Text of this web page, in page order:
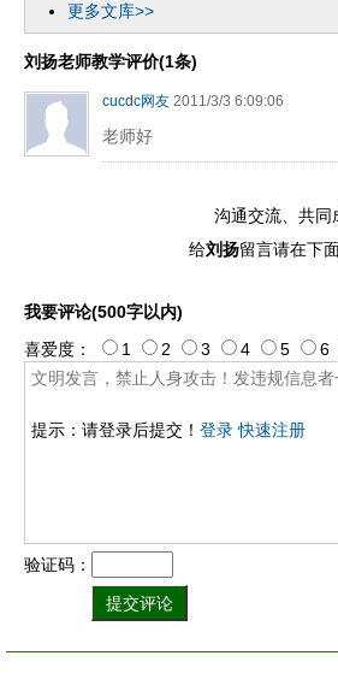
更多文库>>
刘扬老师教学评价(1条)
cucdc网友 2011/3/3 6:09:06
老师好
沟通交流、共同
给刘扬留言请在下
我要评论(500字以内)
提示：请登录后提交！ 登录 快速注册
喜爱度： 1 2 3 4 5 6
验证码：